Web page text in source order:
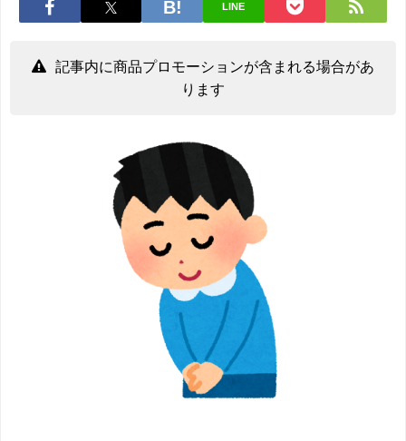
LINE
記事内に商品プロモーションが含まれる場合があ
ります